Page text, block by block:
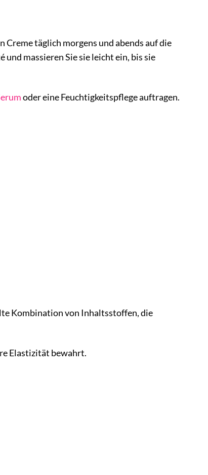
täglich morgens und abends auf die
massieren Sie sie leicht ein, bis sie
oder eine Feuchtigkeitspflege auftragen.
Kombination von Inhaltsstoffen, die
Elastizität bewahrt.